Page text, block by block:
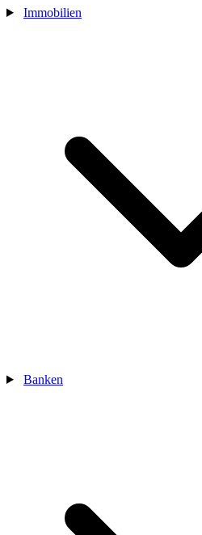
Immobilien
Banken